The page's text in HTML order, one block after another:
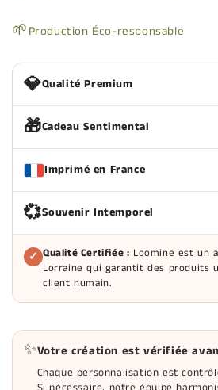
🌱Production Éco-responsable
💎Qualité Premium
🎁Cadeau Sentimental
Imprimé en France
💞Souvenir Intemporel
✓ Qualité Certifiée : Loomine est un
Lorraine qui garantit des produits
client humain.
✨Votre création est vérifiée
Chaque personnalisation est